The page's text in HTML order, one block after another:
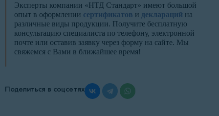
Эксперты компании «НТД Стандарт» имеют большой
опыт в оформлении сертификатов и деклараций на
различные виды продукции. Получите бесплатную
консультацию специалиста по телефону, электронной
почте или оставив заявку через форму на сайте. Мы
свяжемся с Вами в ближайшее время!
Поделиться в соцсетях